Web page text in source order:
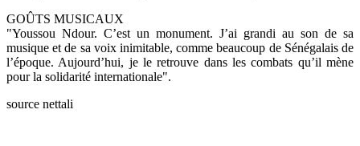
GOÛTS MUSICAUX
"Youssou Ndour. C’est un monument. J’ai grandi au son de sa
musique et de sa voix inimitable, comme beaucoup de Sénégalais de
l’époque. Aujourd’hui, je le retrouve dans les combats qu’il mène
pour la solidarité internationale".
source nettali